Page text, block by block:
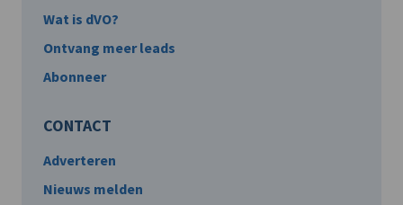
Wat is dVO?
Ontvang meer leads
Abonneer
CONTACT
Adverteren
Nieuws melden